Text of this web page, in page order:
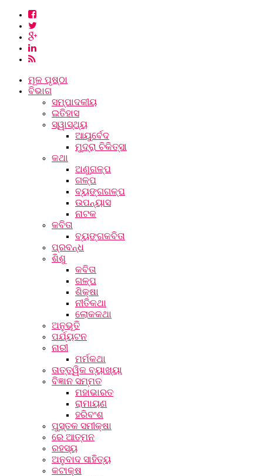
ମୂଳ ପୃଷ୍ଠା
ବିଭାଗ
ସମ୍ପାଦକୀୟ
ଇତିହାସ
ସ୍ୱାସ୍ଥ୍ୟ
ଆୟୁର୍ବେଦ
ମୁଦ୍ରା ଚିକିତ୍ସା
କଥା
ଅଣୁଗଳ୍ପ
ଗଳ୍ପ
ବ୍ୟଙ୍ଗଗଳ୍ପ
ଉପନ୍ୟାସ
ନାଟକ
କବିତା
ବ୍ୟଙ୍ଗକବିତା
ପ୍ରବନ୍ଧ
ଶିଶୁ
କବିତା
ଗଳ୍ପ
ଶିକ୍ଷା
ନୀତିକଥା
ଲୋକକଥା
ଅନୁଭୂତି
ପର୍ଯ୍ୟଟନ
ନାରୀ
ମର୍ମକଥା
ତାତ୍ତ୍ୱିକ ବ୍ୟାଖ୍ୟା
ବିଜ୍ଞାନ ସମ୍ମତ
ମହାଭାରତ
ରାମାୟଣ
ହରିବଂଶ
ପୁସ୍ତକ ସମୀକ୍ଷା
ରେ ଆତ୍ମନ
ରହସ୍ୟ
ଅନୁବାଦ ସାହିତ୍ୟ
କଟାକ୍ଷ